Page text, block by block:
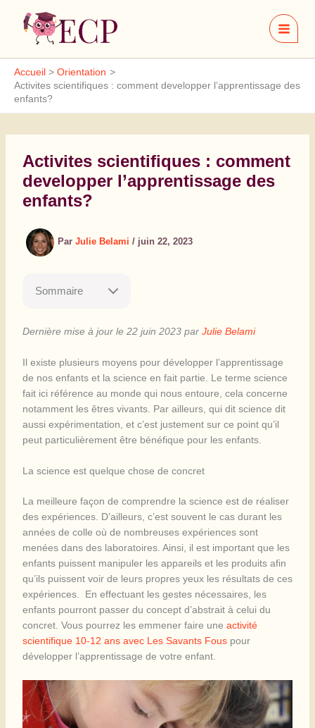
Accueil
Orientation
Activites scientifiques : comment developper l’apprentissage des
enfants?
Activites scientifiques : comment
developper l’apprentissage des
enfants?
Par Julie Belami / juin 22, 2023
Sommaire
Dernière mise à jour le 22 juin 2023 par Julie Belami
Il existe plusieurs moyens pour développer l’apprentissage
de nos enfants et la science en fait partie. Le terme science
fait ici référence au monde qui nous entoure, cela concerne
notamment les êtres vivants. Par ailleurs, qui dit science dit
aussi expérimentation, et c’est justement sur ce point qu’il
peut particulièrement être bénéfique pour les enfants.
La science est quelque chose de concret
La meilleure façon de comprendre la science est de réaliser
des expériences. D’ailleurs, c’est souvent le cas durant les
années de colle où de nombreuses expériences sont
menées dans des laboratoires. Ainsi, il est important que les
enfants puissent manipuler les appareils et les produits afin
qu’ils puissent voir de leurs propres yeux les résultats de ces
expériences. En effectuant les gestes nécessaires, les
enfants pourront passer du concept d’abstrait à celui du
concret. Vous pourrez les emmener faire une activité
scientifique 10-12 ans avec Les Savants Fouspour
développer l’apprentissage de votre enfant.